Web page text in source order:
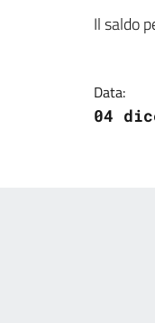
Il saldo
Data:
04